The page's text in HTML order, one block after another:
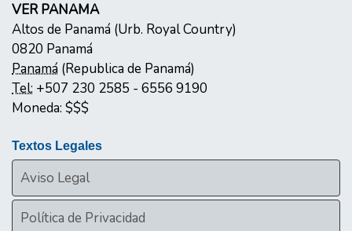
VER PANAMA
Altos de Panamá (Urb. Royal Country)
0820 Panamá
Panamá (Republica de Panamá)
Tel: +507 230 2585 - 6556 9190
Moneda: $$$
Textos Legales
Aviso Legal
Política de Privacidad